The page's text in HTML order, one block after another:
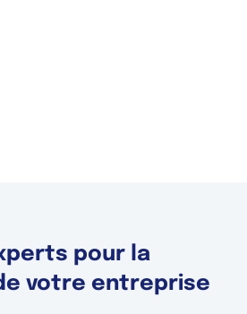
pour la
votre entreprise